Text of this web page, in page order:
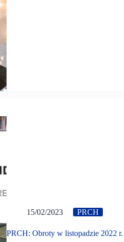
15/02/2023 PRCH
PRCH: Obroty w listopadzie 2022